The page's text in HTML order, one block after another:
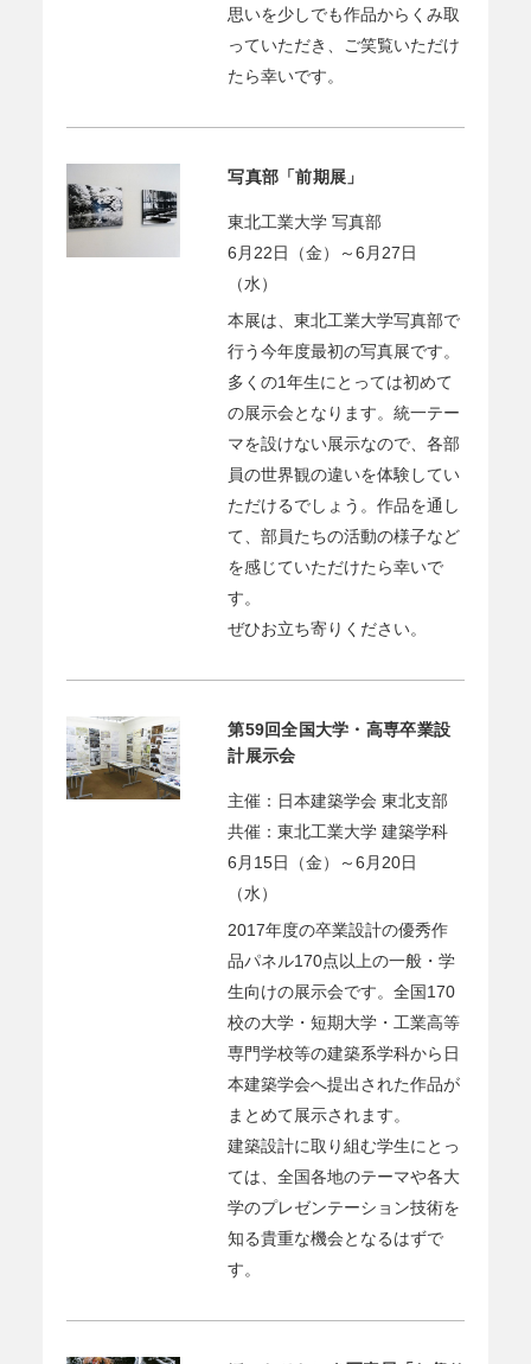
思いを少しでも作品からくみ取
っていただき、ご笑覧いただけ
たら幸いです。
写真部「前期展」
東北工業大学 写真部
6月22日（金）～6月27日
（水）
本展は、東北工業大学写真部で
行う今年度最初の写真展です。
多くの1年生にとっては初めて
の展示会となります。統一テー
マを設けない展示なので、各部
員の世界観の違いを体験してい
ただけるでしょう。作品を通し
て、部員たちの活動の様子など
を感じていただけたら幸いで
す。
ぜひお立ち寄りください。
第59回全国大学・高専卒業設
計展示会
主催：日本建築学会 東北支部
共催：東北工業大学 建築学科
6月15日（金）～6月20日
（水）
2017年度の卒業設計の優秀作
品パネル170点以上の一般・学
生向けの展示会です。全国170
校の大学・短期大学・工業高等
専門学校等の建築系学科から日
本建築学会へ提出された作品が
まとめて展示されます。
建築設計に取り組む学生にとっ
ては、全国各地のテーマや各大
学のプレゼンテーション技術を
知る貴重な機会となるはずで
す。